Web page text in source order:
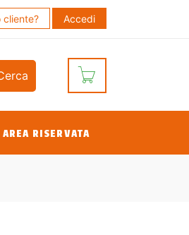
cliente? Accedi
AREA RISERVATA